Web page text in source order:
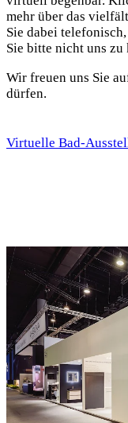
mehr über das
Sie dabei
Sie bitte nicht uns
Wir freuen uns Sie
dürfen.
Virtuelle Bad-